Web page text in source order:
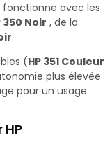
fonctionne avec les
350 Noir , de la
.
(HP 351 Couleur
plus élevée
pour un usage